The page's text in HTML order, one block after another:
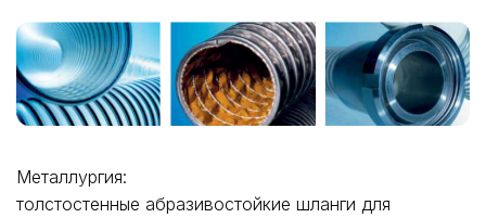
Металлургия:
толстостенные абразивостойкие шланги для